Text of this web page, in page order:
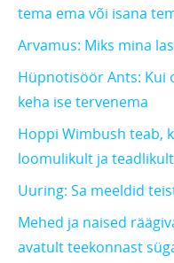
tema ema või isana
Arvamus: Miks mina
Hüpnotisöör Ants: Kui
keha ise tervenema
Hoppi Wimbush teab,
loomulikult ja teadlikult
Uuring: Sa meeldid
Mehed ja naised
avatult teekonnast